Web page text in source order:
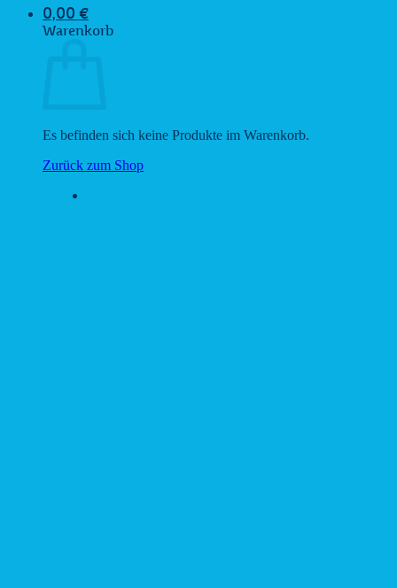
0,00 €
Warenkorb
Es befinden sich keine Produkte im Warenkorb.
Zurück zum Shop